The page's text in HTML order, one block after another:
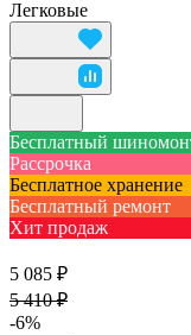
Легковые
Бесплатный
Рассрочка
Бесплатное хранение
Бесплатный ремонт
Хит продаж
5 085 ₽
5 410 ₽
-6%